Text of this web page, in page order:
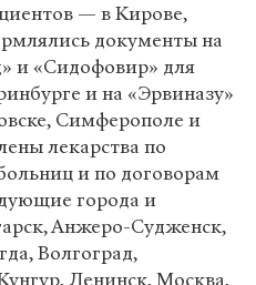
— в Кирове,
документы на
и «Сидофовир» для
и на «Эрвиназу»
Симферополе и
лекарства по
и по договорам
города и
Анжеро-Судженск,
Волгоград,